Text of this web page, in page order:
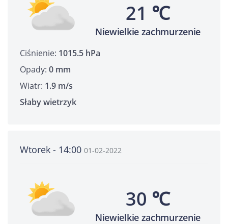
21 ℃
Niewielkie zachmurzenie
Ciśnienie: 1015.5 hPa
Opady: 0 mm
Wiatr: 1.9 m/s
Słaby wietrzyk
Wtorek - 14:00 01-02-2022
30 ℃
Niewielkie zachmurzenie